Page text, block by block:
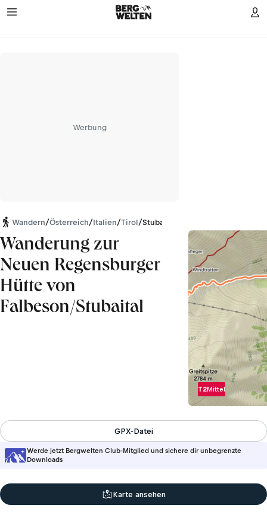
Werbung
Wandern/Österreich/Italien/Tirol/Stubaier Alpen
Wanderung zur
Neuen Regensburger
Hütte von
Falbeson/Stubaital
T2Mittel
Werde jetzt Bergwelten Club-Mitglied und sichere dir unbegrenzte
Downloads
GPX-Datei
Karte ansehen